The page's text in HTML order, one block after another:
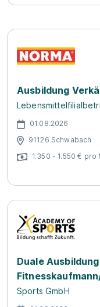
Ausbildung
01.08.2026
91126 Schwabach
1.350 - 1.550 € pro
Duale
Sports GmbH